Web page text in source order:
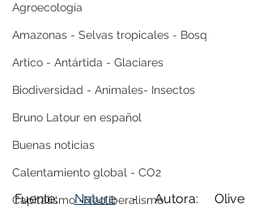
Agroecología
Amazonas - Selvas tropicales - Bosq
Artico - Antártida - Glaciares
Biodiversidad - Animales- Insectos
Bruno Latour en español
Buenas noticias
Calentamiento global - CO2
Capitalismo -Neoliberalismo
Fuente: Nature - Autora: Olive